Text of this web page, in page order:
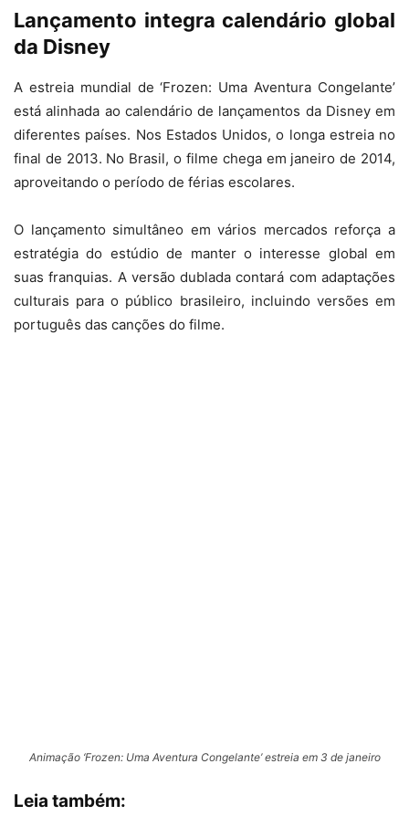
Lançamento integra calendário global
da Disney
A estreia mundial de ‘Frozen: Uma Aventura Congelante’
está alinhada ao calendário de lançamentos da Disney em
diferentes países. Nos Estados Unidos, o longa estreia no
final de 2013. No Brasil, o filme chega em janeiro de 2014,
aproveitando o período de férias escolares.
O lançamento simultâneo em vários mercados reforça a
estratégia do estúdio de manter o interesse global em
suas franquias. A versão dublada contará com adaptações
culturais para o público brasileiro, incluindo versões em
português das canções do filme.
Animação ‘Frozen: Uma Aventura Congelante’ estreia em 3 de janeiro
Leia também: